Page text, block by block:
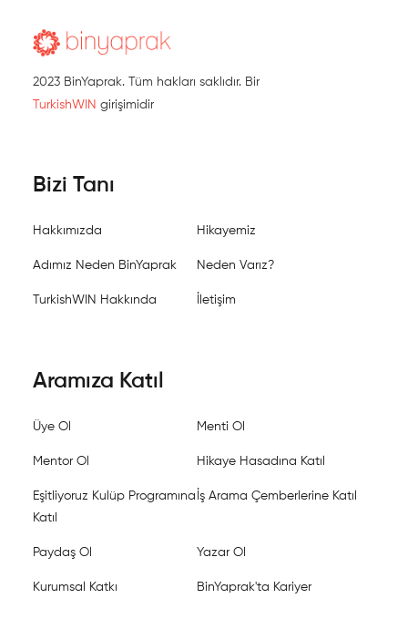
2023 BinYaprak. Tüm hakları saklıdır. Bir
TurkishWIN girişimidir
Bizi Tanı
Hakkımızda Hikayemiz
Adımız Neden BinYaprak Neden Varız?
TurkishWIN Hakkında İletişim
Aramıza Katıl
Üye Ol Menti Ol
Mentor Ol Hikaye Hasadına Katıl
Eşitliyoruz Kulüp Programına
Katıl
İş Arama Çemberlerine Katıl
Paydaş Ol Yazar Ol
Kurumsal Katkı BinYaprak'ta Kariyer